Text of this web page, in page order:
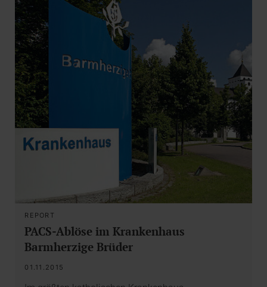
REPORT
PACS-Ablöse im Krankenhaus
Barmherzige Brüder
01.11.2015